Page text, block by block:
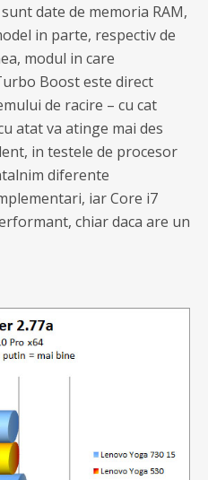
date de memoria RAM,
in parte, respectiv de
modul in care
Boost este direct
de racire – cu cat
atat va atinge mai des
in testele de procesor
diferente
iar Core i7
chiar daca are un